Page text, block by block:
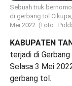
Sebuah truk
di gerbang tol
Mei 2022. (Foto :
KABUPATEN
terjadi di
Selasa 3 Mei
gerbang tol.